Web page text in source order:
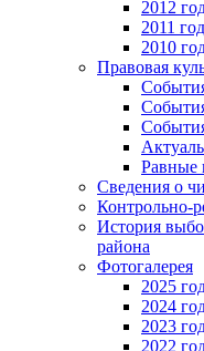
2012
2011 год
2010
Правовая
Равные
Сведения о
Контрольно-
История
района
Фотогалерея
2025
2024
2023
2022